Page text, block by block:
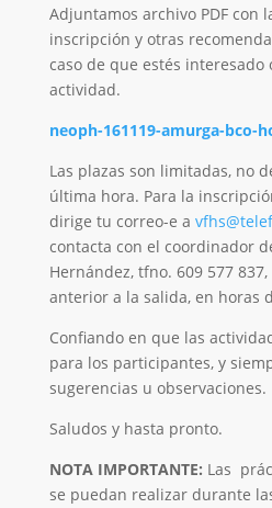
Adjuntamos archivo PDF con
inscripción y otras
caso de que estés interesado
actividad.
neoph-161119-amurga-bco-
Las plazas son limitadas, no
última hora. Para la
dirige tu correo-e a
contacta con el coordinador
Hernández, tfno. 609 577
anterior a la salida, en horas
Confiando en que las
para los participantes, y
sugerencias u observaciones.
Saludos y hasta pronto.
NOTA IMPORTANTE: Las
se puedan realizar durante